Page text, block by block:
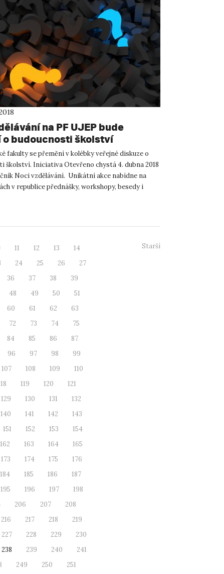
na PF UJEP bude
budoucnosti školství
fakulty se přemění v kolébky veřejné diskuze o
školství. Iniciativa Otevřeno chystá 4. dubna 2018
Noci vzdělávání. Unikátní akce nabídne na
v republice přednášky, workshopy, besedy i
11 12 13
14
24 25 26
27
36 37 38
39
48 49 50
51
60 61 62
63
72 73 74
75
84 85 86
87
96 97 98
99
107 108 109
110
119 120
121
129 130 131
132
140 141 142
143
151 152 153
154
162 163 164
165
173 174 175
176
184 185 186
187
195 196 197
198
206 207
208
216 217 218
219
227 228 229
230
238 239 240
241
249 250 251
Starší